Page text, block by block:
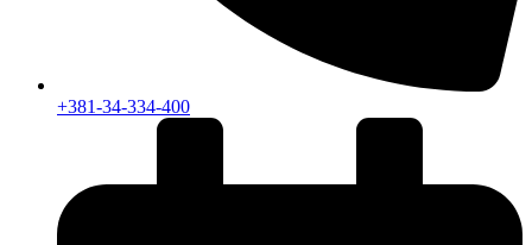
+381-34-334-400